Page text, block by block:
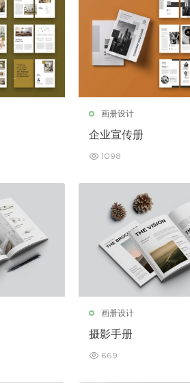
画册设计
企业宣传册
1098
画册设计
摄影手册
669